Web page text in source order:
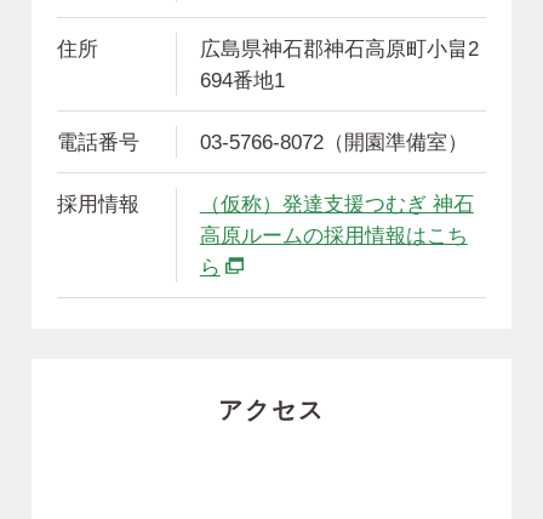
住所
広島県神石郡神石高原町小畠2
694番地1
電話番号 03-5766-8072（開園準備室）
採用情報
（仮称）発達支援つむぎ 神石
高原ルームの採用情報はこち
ら 別ウィンドウで開きます
アクセス